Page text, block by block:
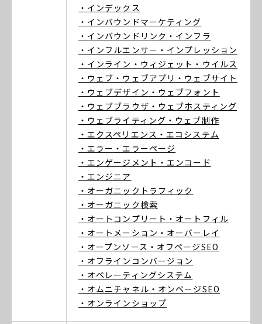
・インデックス
・インバウンドマーケティング
・インバウンドリンク ・インフラ
・インフルエンサー ・インプレッション
・インライン ・ウィジェット ・ウイルス
・ウェブ ・ウェブアプリ ・ウェブサイト
・ウェブデザイン ・ウェブフォント
・ウェブブラウザ ・ウェブホスティング
・ウェブライティング ・ウェブ制作
・エクスペリエンス ・エコシステム
・エラー ・エラーページ
・エンゲージメント ・エンコード
・エンジニア
・オーガニックトラフィック
・オーガニック検索
・オートコンプリート ・オートフィル
・オートメーション ・オーバーレイ
・オープンソース ・オフページSEO
・オフラインコンバージョン
・オペレーティングシステム
・オムニチャネル ・オンページSEO
・オンラインショップ